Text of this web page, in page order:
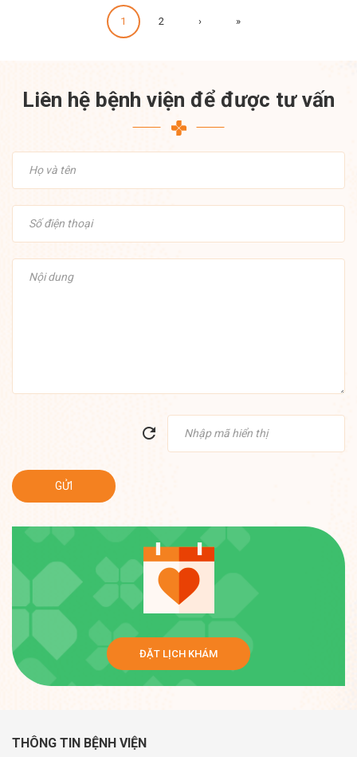
1 2 › »
Liên hệ bệnh viện để được tư vấn
ĐẶT LỊCH KHÁM
THÔNG TIN BỆNH VIỆN